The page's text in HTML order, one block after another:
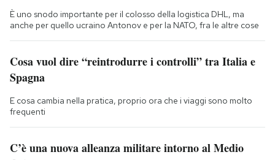
È uno snodo importante per il colosso della logistica DHL, ma
anche per quello ucraino Antonov e per la NATO, fra le altre cose
Cosa vuol dire “reintrodurre i controlli” tra Italia e
Spagna
E cosa cambia nella pratica, proprio ora che i viaggi sono molto
frequenti
C’è una nuova alleanza militare intorno al Medio